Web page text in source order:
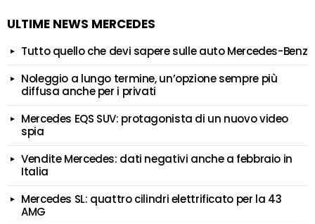
ULTIME NEWS MERCEDES
Tutto quello che devi sapere sulle auto Mercedes-Benz
Noleggio a lungo termine, un’opzione sempre più
diffusa anche per i privati
Mercedes EQS SUV: protagonista di un nuovo video
spia
Vendite Mercedes: dati negativi anche a febbraio in
Italia
Mercedes SL: quattro cilindri elettrificato per la 43
AMG